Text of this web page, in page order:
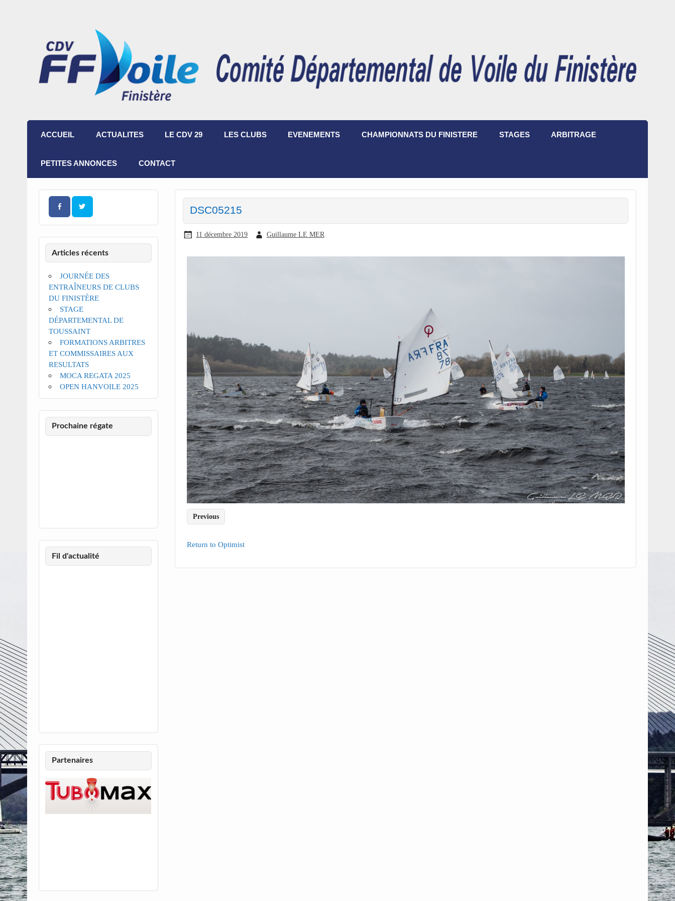
ACCUEIL ACTUALITES LE CDV 29 LES CLUBS EVENEMENTS CHAMPIONNATS DU FINISTERE STAGES ARBITRAGE
PETITES ANNONCES CONTACT
DSC05215
11 décembre 2019 Guillaume LE MER
Previous
Return to Optimist
Articles récents
JOURNÉE DES
ENTRAÎNEURS DE CLUBS
DU FINISTÈRE
STAGE
DÉPARTEMENTAL DE
TOUSSAINT
FORMATIONS ARBITRES
ET COMMISSAIRES AUX
RESULTATS
MOCA REGATA 2025
OPEN HANVOILE 2025
Prochaine régate
Fil d'actualité
Partenaires